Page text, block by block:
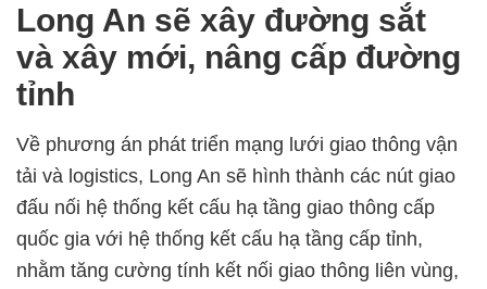
Long An sẽ xây đường sắt
và xây mới, nâng cấp đường
tỉnh
Về phương án phát triển mạng lưới giao thông vận
tải và logistics, Long An sẽ hình thành các nút giao
đấu nối hệ thống kết cấu hạ tầng giao thông cấp
quốc gia với hệ thống kết cấu hạ tầng cấp tỉnh,
nhằm tăng cường tính kết nối giao thông liên vùng,